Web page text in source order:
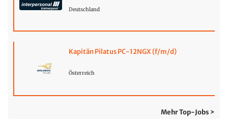
Deutschland
Kapitän Pilatus PC-12NGX (f/m/d)
Österreich
Mehr Top-Jobs >